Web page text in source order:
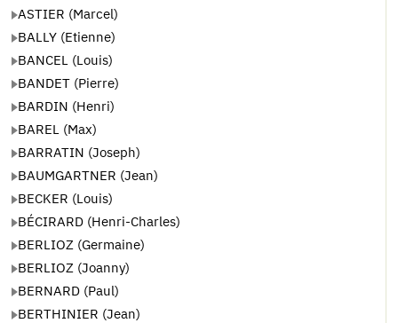
ASTIER (Marcel)
BALLY (Etienne)
BANCEL (Louis)
BANDET (Pierre)
BARDIN (Henri)
BAREL (Max)
BARRATIN (Joseph)
BAUMGARTNER (Jean)
BECKER (Louis)
BÉCIRARD (Henri-Charles)
BERLIOZ (Germaine)
BERLIOZ (Joanny)
BERNARD (Paul)
BERTHINIER (Jean)